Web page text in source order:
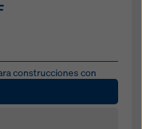
construcciones con